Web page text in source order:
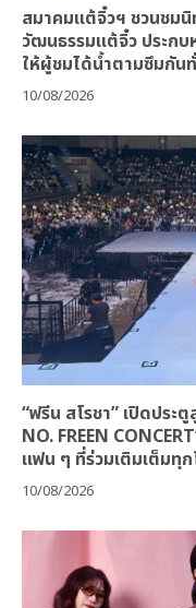
สมาคมแต้จิ๋วฯ ชวนชม
วัฒนธรรมแต้จิ๋ว ประก
ให้ผู้ชมได้น้ำตามซึมกัน
10/08/2026
“ฟรีน สโรชา” เปิดประ
NO. FREEN
แฟน ๆ ที่ร่วมเติมเต็มทุก
10/08/2026